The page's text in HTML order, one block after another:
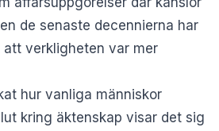
de senaste decennierna har
verkligheten var mer
hur vanliga människor
kring äktenskap visar det sig